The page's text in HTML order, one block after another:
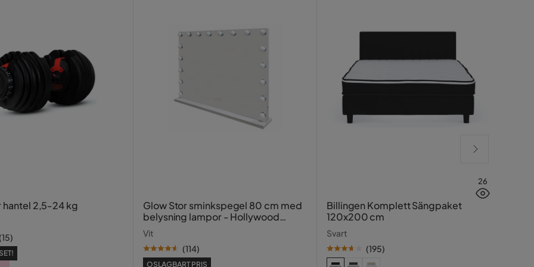
hantel 2,5-24 kg
(15)
Glow Stor sminkspegel 80 cm med
belysning lampor - Hollywood
spegel med USB-charging
Vit
(114)
OSLAGBART PRIS
26
Billingen Komplett Sängpaket
120x200 cm
Svart
(195)